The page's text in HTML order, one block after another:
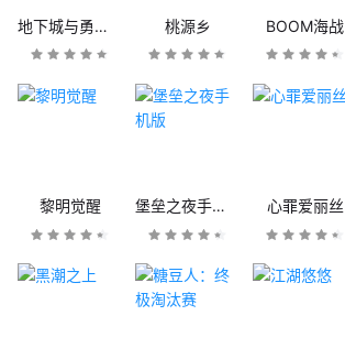
地下城与勇士M 桃源乡 BOOM海战
黎明觉醒 堡垒之夜手机版 心罪爱丽丝